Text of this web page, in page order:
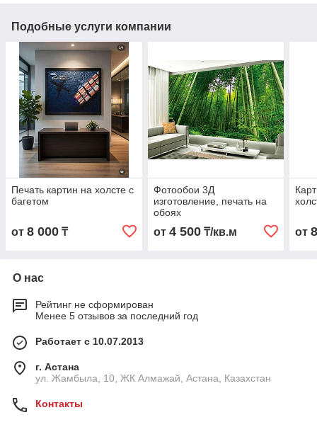
Подобные услуги компании
Печать картин на холсте с
багетом
от 8 000 ₸
Фотообои 3Д
изготовление, печать на
обоях
от 4 500₸/кв.м от
О нас
Рейтинг не сформирован
Менее 5 отзывов за последний год
Работает с 10.07.2013
г. Астана
ул. Жамбыла, 10, ЖК Алмажай, Астана, Казахстан
Контакты